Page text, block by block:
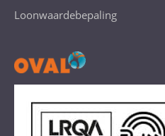
Loonwaardebepaling